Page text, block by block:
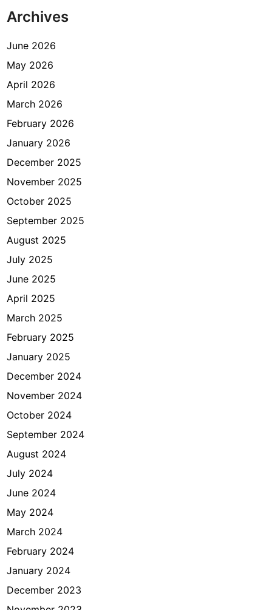
Archives
June 2026
May 2026
April 2026
March 2026
February 2026
January 2026
December 2025
November 2025
October 2025
September 2025
August 2025
July 2025
June 2025
April 2025
March 2025
February 2025
January 2025
December 2024
November 2024
October 2024
September 2024
August 2024
July 2024
June 2024
May 2024
March 2024
February 2024
January 2024
December 2023